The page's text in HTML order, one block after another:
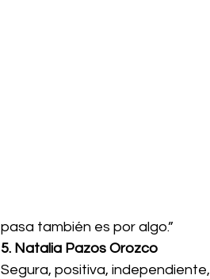
pasa también es por algo.”
5. Natalia Pazos Orozco
Segura, positiva, independiente,